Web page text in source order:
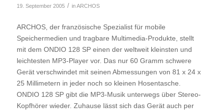
19. September 2005 / inARCHOS
ARCHOS, der französische Spezialist für mobile
Speichermedien und tragbare Multimedia-Produkte, stellt
mit dem ONDIO 128 SP einen der weltweit kleinsten und
leichtesten MP3-Player vor. Das nur 60 Gramm schwere
Gerät verschwindet mit seinen Abmessungen von 81 x 24 x
25 Millimetern in jeder noch so kleinen Hosentasche.
ONDIO 128 SP gibt die MP3-Musik unterwegs über Stereo-
Kopfhörer wieder. Zuhause lässt sich das Gerät auch per